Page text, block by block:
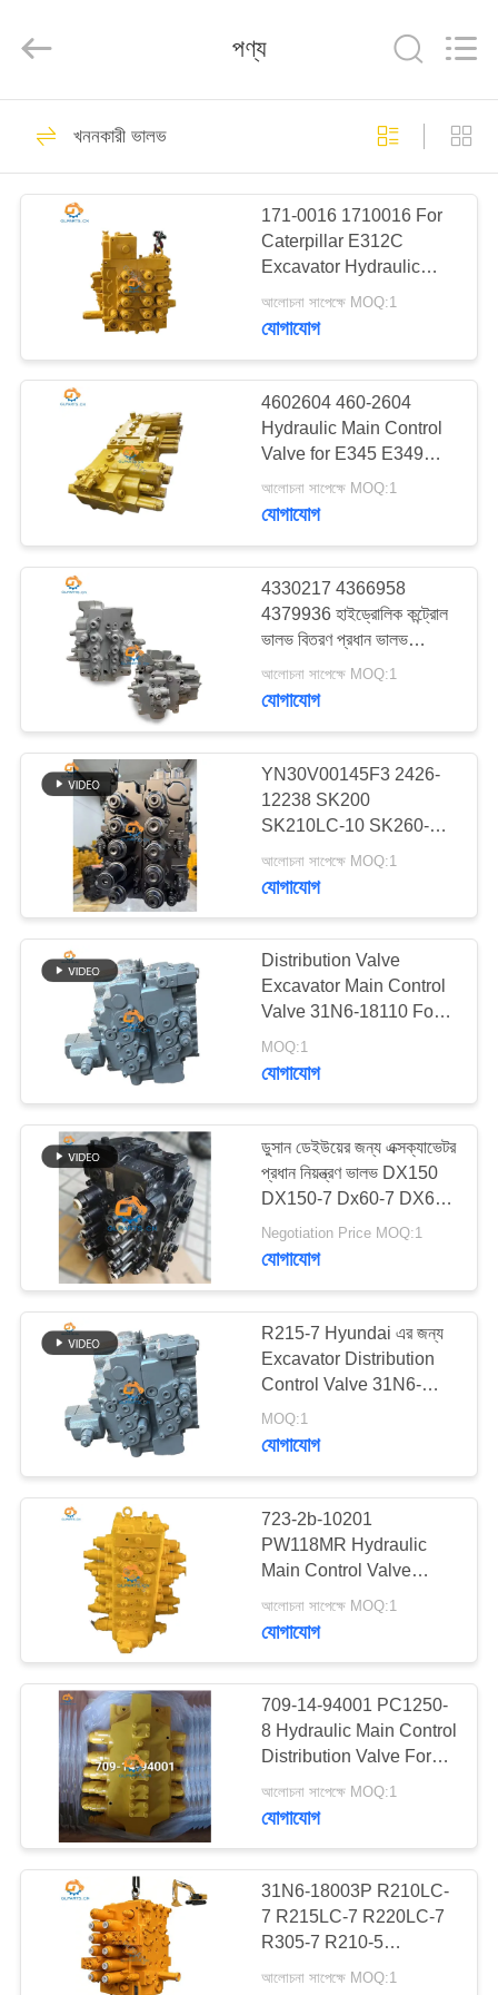
পণ্য
আমাদের
সম্পর্কে
পরিদর্শন
গুণমান
নিয়ন্ত্রণ
আমাদের
যোগাযোগ
করুন
মামলা
সাইট
নীতি
Machinery
Co.,
এক্সক্যাভার হাইড্রোলিক
সিলিন্ডার
483
আর্ম সিলিন্ডার
101
বুম সিলিন্ডার
বালতি সিলিন্ডার
96
খননকারীর খুচরা যন্ত্রাংশ
খননকারী জলবাহী পাম্প
88
খননকারী গিয়ার পাম্প
খননকারী ভালভ
পণ্য
খননকারী ভালভ
171-0016 1710016 For
Caterpillar E312C
Excavator Hydraulic
Main Control Valve
আলোচনা সাপেক্ষে MOQ:1
যোগাযোগ
4602604 460-2604
Hydraulic Main Control
Valve for E345 E349
Excavator Parts
আলোচনা সাপেক্ষে MOQ:1
যোগাযোগ
4330217 4366958
4379936 হাইড্রোলিক কন্ট্রোল
ভালভ বিতরণ প্রধান ভালভ
EX120-5 খননকারীর জন্য
আলোচনা সাপেক্ষে MOQ:1
যোগাযোগ
YN30V00145F3 2426-
12238 SK200
SK210LC-10 SK260-10
SK200-10 খননকারীর জন্য
প্রধান নিয়ন্ত্রণ ভালভ
আলোচনা সাপেক্ষে MOQ:1
যোগাযোগ
Distribution Valve
Excavator Main Control
Valve 31N6-18110 For
R215-7 Hyundai
MOQ:1
যোগাযোগ
ডুসান ডেইউয়ের জন্য এক্সক্যাভেটর
প্রধান নিয়ন্ত্রণ ভালভ DX150
DX150-7 Dx60-7 DX60-
9C DX60E-9C
Negotiation Price MOQ:1
যোগাযোগ
R215-7 Hyundai এর জন্য
Excavator Distribution
Control Valve 31N6-
18110
MOQ:1
যোগাযোগ
723-2b-10201
PW118MR Hydraulic
Main Control Valve
Assembly For Komatsu
Excavator Distribution
আলোচনা সাপেক্ষে MOQ:1
যোগাযোগ
709-14-94001 PC1250-
8 Hydraulic Main Control
Distribution Valve For
আলোচনা সাপেক্ষে MOQ:1
যোগাযোগ
31N6-18003P R210LC-
7 R215LC-7 R220LC-7
R305-7 R210-5
Excavator হাইড্রোলিক
আলোচনা সাপেক্ষে MOQ:1